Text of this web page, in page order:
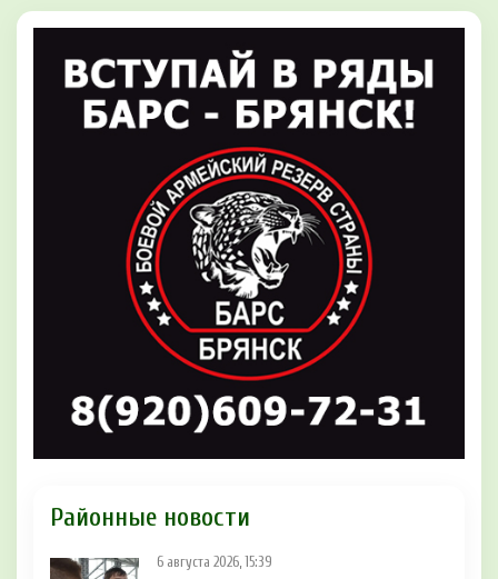
Районные новости
6 августа 2026, 15:39